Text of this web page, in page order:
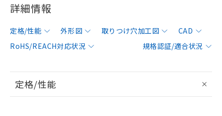
詳細情報
定格/性能 外形図 取りつけ穴加工図
CAD
RoHS/REACH対応状況
規格認証/適合状況
定格/性能